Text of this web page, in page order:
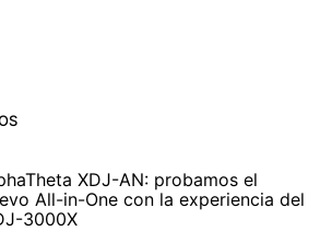
XDJ-AN: probamos el
All-in-One con la experiencia del
3000X